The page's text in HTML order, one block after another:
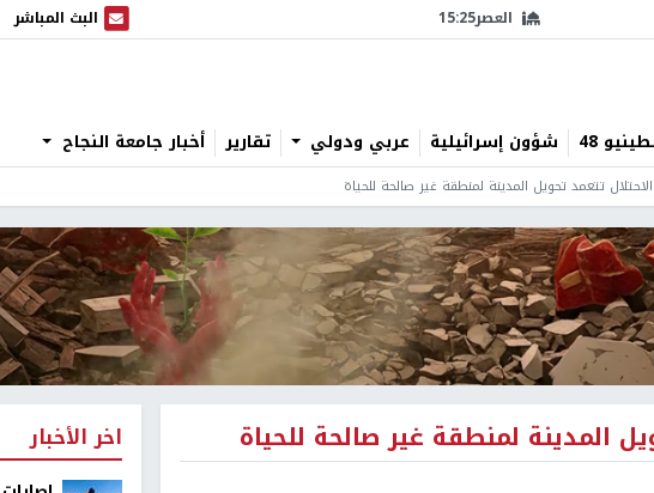
العصر15:25 البث المباشر
البث المباشر
48 شؤون إسرائيلية عربي ودولي تقارير أخبار جامعة النجاح
تتعمد تحويل المدينة لمنطقة غير صالحة للحياة
المدينة لمنطقة غير صالحة للحياة اخر الأخبار